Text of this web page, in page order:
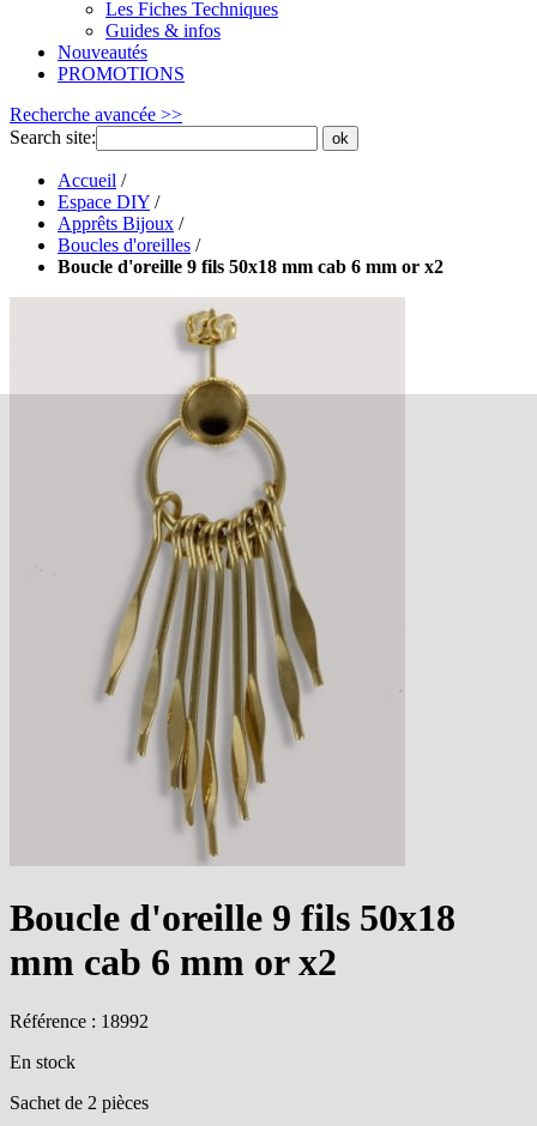
Les Fiches Techniques
Guides & infos
Nouveautés
PROMOTIONS
Recherche avancée >>
Search site:
ok
Accueil /
Espace DIY /
Apprêts Bijoux /
Boucles d'oreilles /
Boucle d'oreille 9 fils 50x18 mm cab 6 mm or x2
Boucle d'oreille 9 fils 50x18
mm cab 6 mm or x2
Référence : 18992
En stock
Sachet de 2 pièces